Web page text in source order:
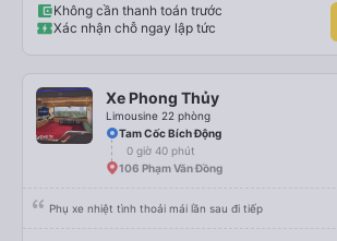
bạn ấy nha. Nếu bạn ấy bị trừ thì bảo bạn ấy liên hệ
trợ ạ. Số mình đuôi 666, chuyến ĐH-NT ngày 16/1. À
iu còn đổi cho mình phòng đơn sang đôi xong còn note
Không cần thanh toán trước
Xác nhận chỗ ngay lập tức
Xe Phong Thủy
Limousine 22 phòng
Tam Cốc Bích Động
0 giờ 40 phút
106 Phạm Văn Đồng
Phụ xe nhiệt tình thoải mái lần sau đi tiếp